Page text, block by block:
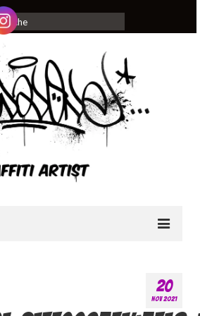
20
NOV 2021